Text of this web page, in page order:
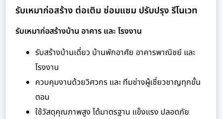
รับเหมาก่อสร้าง ต่อเติม ซ่อมแซม ปรับปรุง รีโนเวท
รับเหมาก่อสร้างบ้าน อาคาร และ โรงงาน
รับสร้างบ้านเดี่ยว บ้านพักอาศัย อาคารพาณิชย์ และ
โรงงาน
ควบคุมงานด้วยวิศวกร และ ทีมช่างผู้เชี่ยวชาญทุกขั้น
ตอน
ใช้วัสดุคุณภาพสูง ได้มาตรฐาน แข็งแรง ปลอดภัย